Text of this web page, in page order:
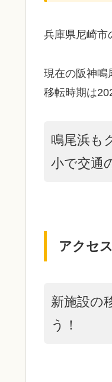
兵庫県尼崎市
現在の阪神鳴
移転時期は
鳴尾浜も
小で交通
アクセ
新施設の
う！